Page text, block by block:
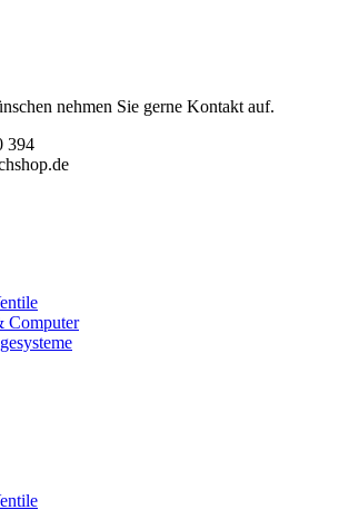
nehmen Sie gerne Kontakt auf.
394
Computer